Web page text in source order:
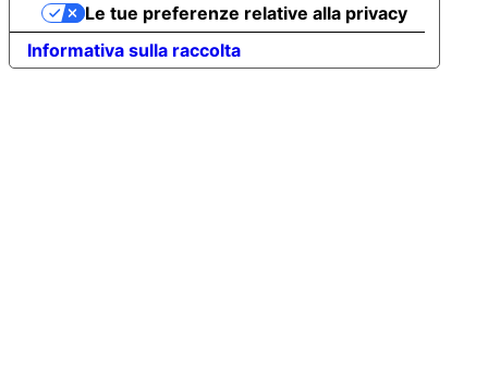
Informativa sulla raccolta
Le tue preferenze relative alla privacy